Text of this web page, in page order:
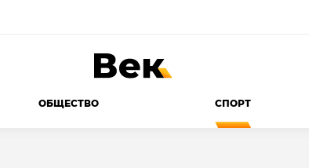
ОБЩЕСТВО СПОРТ